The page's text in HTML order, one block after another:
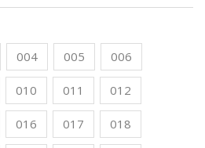
004 005 006
010 011 012
016 017 018